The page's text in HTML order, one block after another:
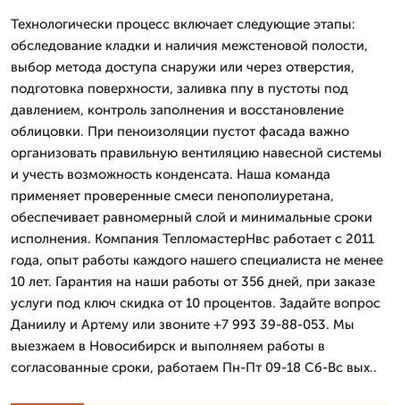
Технологически процесс включает следующие этапы:
обследование кладки и наличия межстеновой полости,
выбор метода доступа снаружи или через отверстия,
подготовка поверхности, заливка ппу в пустоты под
давлением, контроль заполнения и восстановление
облицовки. При пеноизоляции пустот фасада важно
организовать правильную вентиляцию навесной системы
и учесть возможность конденсата. Наша команда
применяет проверенные смеси пенополиуретана,
обеспечивает равномерный слой и минимальные сроки
исполнения. Компания ТепломастерНвс работает с 2011
года, опыт работы каждого нашего специалиста не менее
10 лет. Гарантия на наши работы от 356 дней, при заказе
услуги под ключ скидка от 10 процентов. Задайте вопрос
Даниилу и Артему или звоните +7 993 39-88-053. Мы
выезжаем в Новосибирск и выполняем работы в
согласованные сроки, работаем Пн-Пт 09-18 Сб-Вс вых..